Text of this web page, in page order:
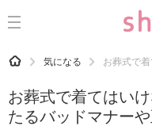
CATEGORY 記事カテゴリ
運気
HOME 気になる お葬式で
お葬式で着てはい
たるバッドマナー